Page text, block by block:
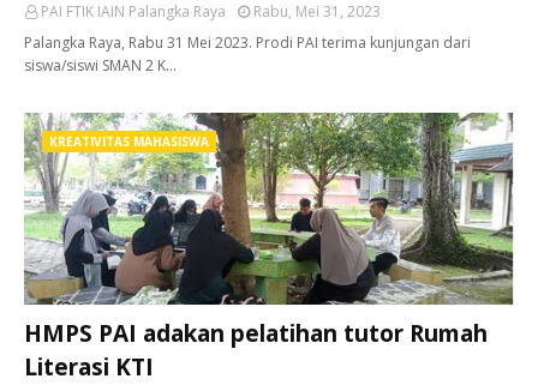
PAI FTIK IAIN Palangka Raya
Rabu, Mei 31, 2023
Palangka Raya, Rabu 31 Mei 2023. Prodi PAI terima kunjungan dari
siswa/siswi SMAN 2 K…
KREATIVITAS MAHASISWA
HMPS PAI adakan pelatihan tutor Rumah
Literasi KTI